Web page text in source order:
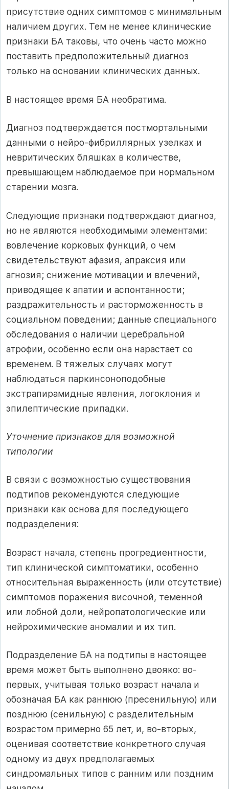
присутствие одних симптомов с минимальным
наличием других. Тем не менее клинические
признаки БА таковы, что очень часто можно
поставить предположительный диагноз
только на основании клинических данных.
В настоящее время БА необратима.
Диагноз подтверждается постмортальными
данными о нейро-фибриллярных узелках и
невритических бляшках в количестве,
превышающем наблюдаемое при нормальном
старении мозга.
Следующие признаки подтверждают диагноз,
но не являются необходимыми элементами:
вовлечение корковых функций, о чем
свидетельствуют афазия, апраксия или
агнозия; снижение мотивации и влечений,
приводящее к апатии и аспонтанности;
раздражительность и расторможенность в
социальном поведении; данные специального
обследования о наличии церебральной
атрофии, особенно если она нарастает со
временем. В тяжелых случаях могут
наблюдаться паркинсоноподобные
экстрапирамидные явления, логоклония и
эпилептические припадки.
Уточнение признаков для возможной
типологии
В связи с возможностью существования
подтипов рекомендуются следующие
признаки как основа для последующего
подразделения:
Возраст начала, степень прогредиентности,
тип клинической симптоматики, особенно
относительная выраженность (или отсутствие)
симптомов поражения височной, теменной
или лобной доли, нейропатологические или
нейрохимические аномалии и их тип.
Подразделение БА на подтипы в настоящее
время может быть выполнено двояко: во-
первых, учитывая только возраст начала и
обозначая БА как раннюю (пресенильную) или
позднюю (сенильную) с разделительным
возрастом примерно 65 лет, и, во-вторых,
оценивая соответствие конкретного случая
одному из двух предполагаемых
синдромальных типов с ранним или поздним